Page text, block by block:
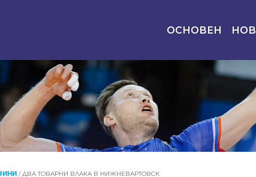
ОСНОВЕН
/ДВА ТОВАРНИ ВЛАКА В НИЖНЕВАРТОВСК